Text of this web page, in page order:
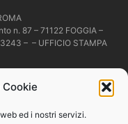
ed i nostri servizi.
n. 87 – 71122 FOGGIA –
– – UFFICIO STAMPA
in questo sito se non